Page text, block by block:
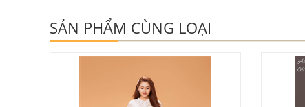
SẢN PHẨM CÙNG LOẠI